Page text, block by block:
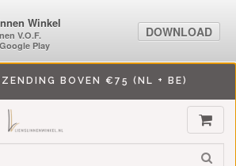
BOVEN €75 (NL + BE)
V.O.F.
Play
DOWNLOAD
Winkel
V.O.F.
Play
DOWNLOAD